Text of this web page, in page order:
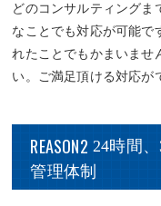
どのコンサルティングま
なことでも対応が可能で
れたことでもかまいませ
い。ご満足頂ける対応が
REASON2 24時間
管理体制